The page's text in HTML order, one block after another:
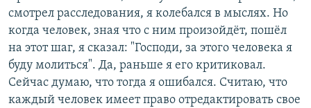
смотрел расследования, я колебался в мыслях. Но
когда человек, зная что с ним произойдёт, пошёл
на этот шаг, я сказал: "Господи, за этого человека я
буду молиться". Да, раньше я его критиковал.
Сейчас думаю, что тогда я ошибался. Считаю, что
каждый человек имеет право отредактировать свое